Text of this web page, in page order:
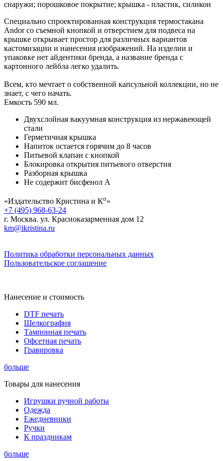
снаружи; порошковое покрытие; крышка - пластик, силикон
Специально спроектированная конструкция термостакана
Andor со съемной кнопкой и отверстием для подвеса на
крышке открывает простор для различных вариантов
кастомизации и нанесения изображений. На изделии и
упаковке нет айдентики бренда, а название бренда с
картонного лейбла легко удалить.
Всем, кто мечтает о собственной капсульной коллекции, но не
знает, с чего начать.
Емкость 590 мл.
Двухслойная вакуумная конструкция из нержавеющей
стали
Герметичная крышка
Напиток остается горячим до 8 часов
Питьевой клапан с кнопкой
Блокировка открытия питьевого отверстия
Разборная крышка
Не содержит бисфенол А
«Издательство Кристина и Ко»
+7 (495) 968-63-24
г. Москва. ул. Красноказарменная дом 12
km@ikristina.ru
Политика обработки персональных данных
Пользовательское соглашение
Нанесение и стоимость
DTF печать
Шелкография
Тампонная печать
Офсетная печать
Гравировка
больше
Товары для нанесения
Игрушки ручной работы
Одежда
Ежедневники
Ручки
К праздникам
больше